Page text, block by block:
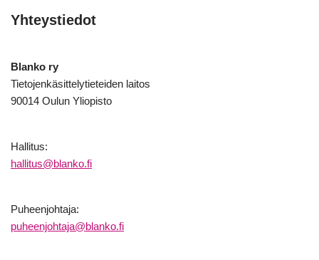
Yhteystiedot
Blanko ry
Tietojenkäsittelytieteiden laitos
90014 Oulun Yliopisto
Hallitus:
hallitus@blanko.fi
Puheenjohtaja:
puheenjohtaja@blanko.fi